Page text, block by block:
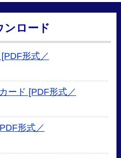
ンロード
形式／
ード [PDF形式／
形式／